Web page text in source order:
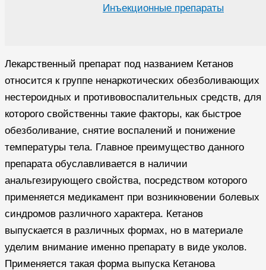
Инъекционные препараты
Лекарственный препарат под названием Кетанов
относится к группе ненаркотических обезболивающих
нестероидных и противовоспалительных средств, для
которого свойственны такие факторы, как быстрое
обезболивание, снятие воспалений и понижение
температуры тела. Главное преимущество данного
препарата обуславливается в наличии
анальгезирующего свойства, посредством которого
применяется медикамент при возникновении болевых
синдромов различного характера. Кетанов
выпускается в различных формах, но в материале
уделим внимание именно препарату в виде уколов.
Применяется такая форма выпуска Кетанова